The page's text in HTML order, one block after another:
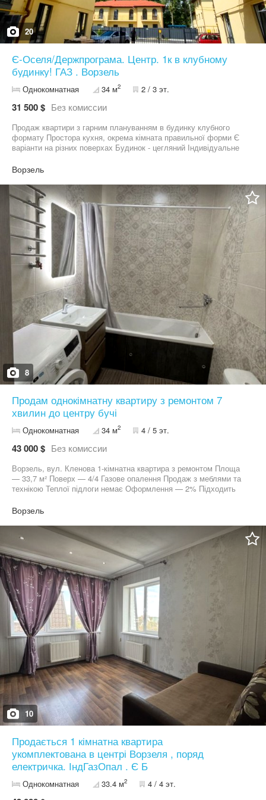
20
Є-Оселя/Держпрограма. Центр. 1к в клубному
будинку! ГАЗ . Ворзель
Однокомнатная 34 м2 2 / 3 эт.
31 500 $ Без комиссии
Продаж квартири з гарним плануванням в будинку клубного
формату Простора кухня, окрема кімната правильної форми Є
варіанти на різних поверхах Будинок - цегляний Індивідуальне
оздобленням: - чистова штукатурка стін, - лазерна стяжка
підлоги - панорамні вікна - лічильники на воду/світло/газ Дуже
вдале розташування - в лісовій частині, поряд з усією
інфраструктурою: супермаркети, кафе, ресторан, залізнична
станція, зупинка загального транспорту- поряд з будинком, 2
парки, магазини 1к 34м2 - 31 500у.е. Можливий продаж під
ДЕРЖПРОГРАМИ, Є-Оселя Телефонуйте з 9 до 21 без вихідних
Продаж БЕЗ комісії Повна база квартир в місті з ремонтом та
без Обирайте свою кращу!
Ворзель
8
Продам однокімнатну квартиру з ремонтом 7
хвилин до центру бучі
Однокомнатная 34 м2 4 / 5 эт.
43 000 $ Без комиссии
Ворзель, вул. Кленова 1-кімнатна квартира з ремонтом Площа
— 33,7 м² Поверх — 4/4 Газове опалення Продаж з меблями та
технікою Теплої підлоги немає Оформлення — 2% Підходить
років) Ціна — 43 000 $ Деталі та перегляд — у повідомлення або
за телефоном.
Ворзель
10
Продається 1 кімнатна квартира
укомплектована в центрі Ворзеля , поряд
електричка. ІндГазОпал . Є Б
Однокомнатная 33.4 м2 4 / 4 эт.